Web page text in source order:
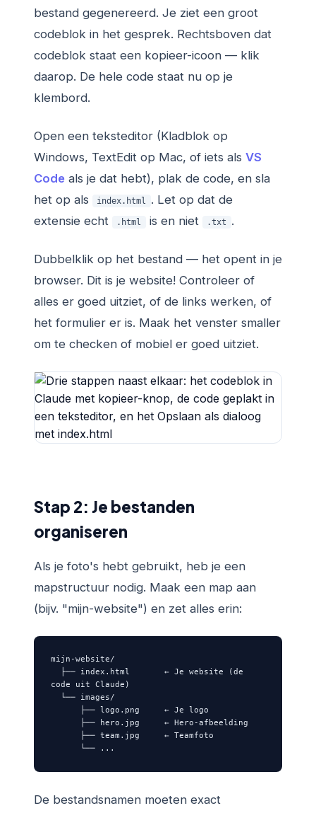
bestand gegenereerd. Je ziet een groot
codeblok in het gesprek. Rechtsboven dat
codeblok staat een kopieer-icoon — klik
daarop. De hele code staat nu op je
klembord.
Open een teksteditor (Kladblok op
Windows, TextEdit op Mac, of iets als VS
Code als je dat hebt), plak de code, en sla
het op als
index.html
. Let op dat de
extensie echt
.html is en niet .txt .
Dubbelklik op het bestand — het opent in je
browser. Dit is je website! Controleer of
alles er goed uitziet, of de links werken, of
het formulier er is. Maak het venster smaller
om te checken of mobiel er goed uitziet.
Stap 2: Je bestanden
organiseren
Als je foto's hebt gebruikt, heb je een
mapstructuur nodig. Maak een map aan
(bijv. "mijn-website") en zet alles erin:
mijn-website/
code uit Claude)
      └── ...
De bestandsnamen moeten exact